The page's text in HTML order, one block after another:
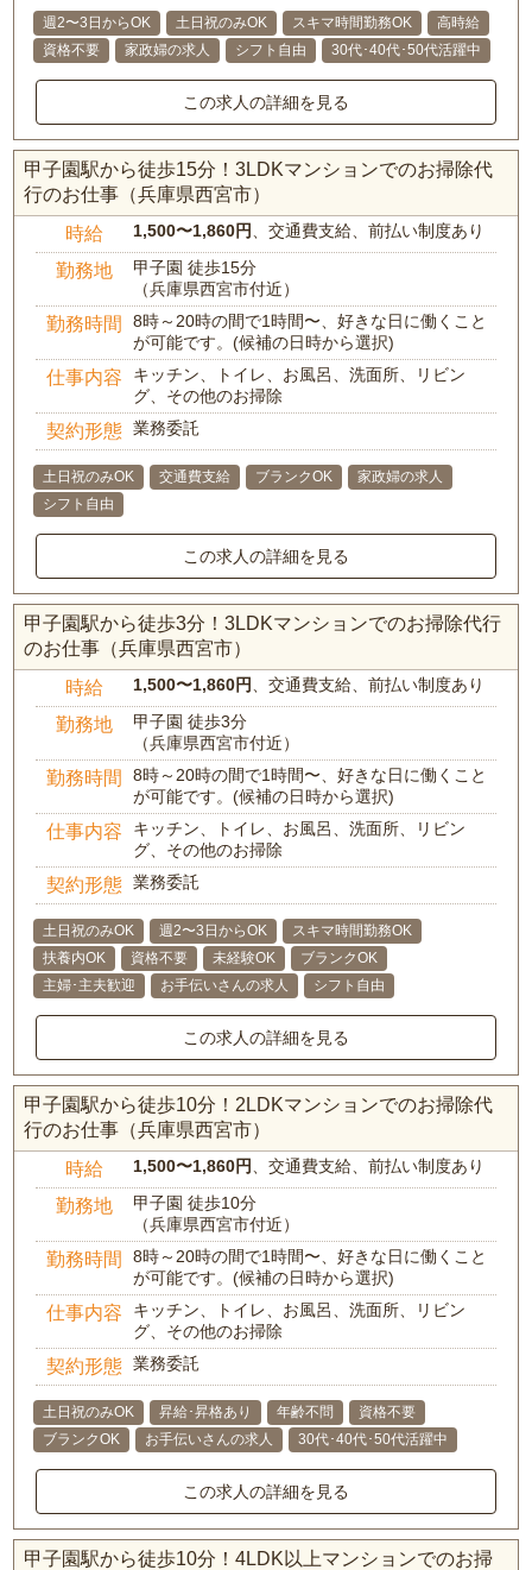
週2〜3日からOK 土日祝のみOK スキマ時間勤務OK
高時給
資格不要
家政婦の求人 シフト自由 30代･40代･50代活躍中
この求人の詳細を見る
甲子園駅から徒歩15分！3LDKマンションでのお掃除代
行のお仕事（兵庫県西宮市）
時給 1,500〜1,860円 、交通費支給、前払い制度あり
勤務地
甲子園 徒歩15分
（兵庫県西宮市付近）
勤務時間
8時～20時の間で1時間〜、好きな日に働くこと
が可能です。(候補の日時から選択)
仕事内容
キッチン、トイレ、お風呂、洗面所、リビン
グ、その他のお掃除
契約形態 業務委託
土日祝のみOK 交通費支給 ブランクOK
家政婦の求人
シフト自由
この求人の詳細を見る
甲子園駅から徒歩3分！3LDKマンションでのお掃除代行
のお仕事（兵庫県西宮市）
時給 1,500〜1,860円 、交通費支給、前払い制度あり
勤務地
甲子園 徒歩3分
（兵庫県西宮市付近）
勤務時間
8時～20時の間で1時間〜、好きな日に働くこと
が可能です。(候補の日時から選択)
仕事内容
キッチン、トイレ、お風呂、洗面所、リビン
グ、その他のお掃除
契約形態 業務委託
土日祝のみOK 週2〜3日からOK
スキマ時間勤務OK
扶養内OK
資格不要 未経験OK
ブランクOK
主婦･主夫歓迎
お手伝いさんの求人 シフト自由
この求人の詳細を見る
甲子園駅から徒歩10分！2LDKマンションでのお掃除代
行のお仕事（兵庫県西宮市）
時給 1,500〜1,860円 、交通費支給、前払い制度あり
勤務地
甲子園 徒歩10分
（兵庫県西宮市付近）
勤務時間
8時～20時の間で1時間〜、好きな日に働くこと
が可能です。(候補の日時から選択)
仕事内容
キッチン、トイレ、お風呂、洗面所、リビン
グ、その他のお掃除
契約形態 業務委託
土日祝のみOK 昇給･昇格あり 年齢不問
資格不要
ブランクOK
お手伝いさんの求人 30代･40代･50代活躍中
この求人の詳細を見る
甲子園駅から徒歩10分！4LDK以上マンションでのお掃